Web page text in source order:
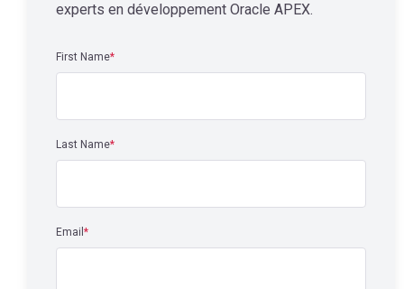
experts en développement Oracle APEX.
First Name*
Last Name*
Email *